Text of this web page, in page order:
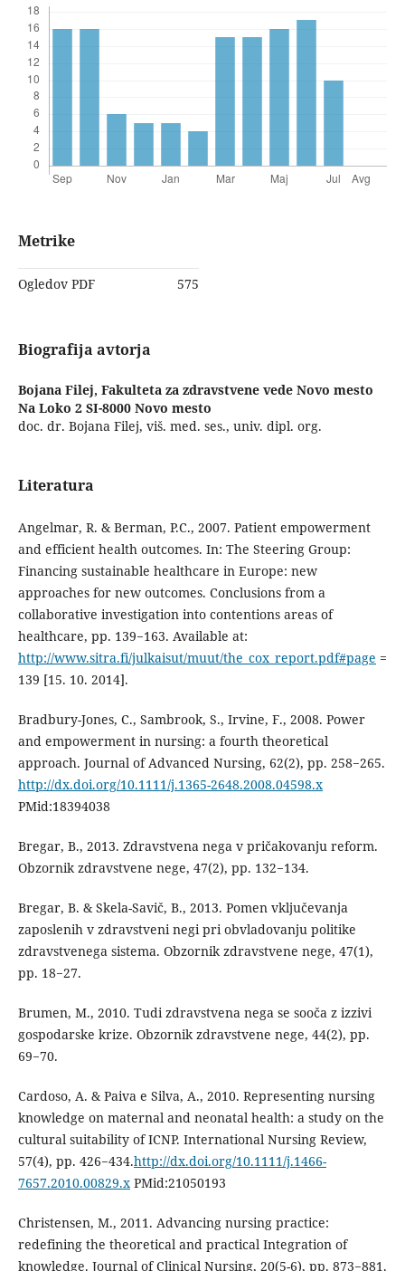
Metrike
Ogledov PDF 575
Biografija avtorja
Bojana Filej, Fakulteta za zdravstvene vede Novo mesto
Na Loko 2 SI-8000 Novo mesto
doc. dr. Bojana Filej, viš. med. ses., univ. dipl. org.
Literatura
Angelmar, R. & Berman, P.C., 2007. Patient empowerment
and efficient health outcomes. In: The Steering Group:
Financing sustainable healthcare in Europe: new
approaches for new outcomes. Conclusions from a
collaborative investigation into contentions areas of
healthcare, pp. 139−163. Available at:
http://www.sitra.fi/julkaisut/muut/the_cox_report.pdf#page =
139 [15. 10. 2014].
Bradbury-Jones, C., Sambrook, S., Irvine, F., 2008. Power
and empowerment in nursing: a fourth theoretical
approach. Journal of Advanced Nursing, 62(2), pp. 258−265.
http://dx.doi.org/10.1111/j.1365-2648.2008.04598.x
PMid:18394038
Bregar, B., 2013. Zdravstvena nega v pričakovanju reform.
Obzornik zdravstvene nege, 47(2), pp. 132−134.
Bregar, B. & Skela-Savič, B., 2013. Pomen vključevanja
zaposlenih v zdravstveni negi pri obvladovanju politike
zdravstvenega sistema. Obzornik zdravstvene nege, 47(1),
pp. 18−27.
Brumen, M., 2010. Tudi zdravstvena nega se sooča z izzivi
gospodarske krize. Obzornik zdravstvene nege, 44(2), pp.
69−70.
Cardoso, A. & Paiva e Silva, A., 2010. Representing nursing
knowledge on maternal and neonatal health: a study on the
cultural suitability of ICNP. International Nursing Review,
57(4), pp. 426−434.http://dx.doi.org/10.1111/j.1466-
7657.2010.00829.xPMid:21050193
Christensen, M., 2011. Advancing nursing practice:
redefining the theoretical and practical Integration of
knowledge. Journal of Clinical Nursing, 20(5-6), pp. 873−881.